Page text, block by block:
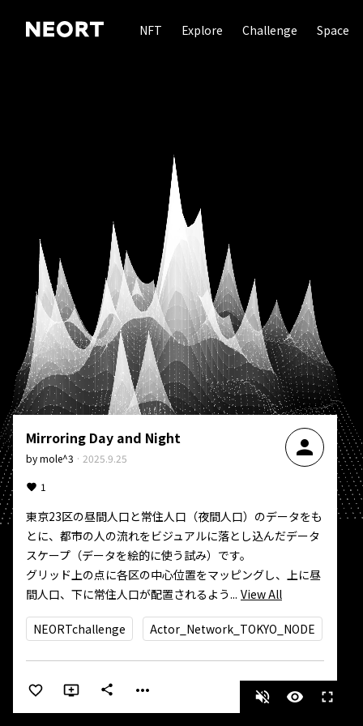
NFT Explore Challenge Space
Mirroring Day and Night
bymole^3 · 2025.9.25 person
1
東京23区の昼間人口と常住人口（夜間人口）のデータをも
とに、都市の人の流れをビジュアルに落とし込んだデータ
スケープ（データを絵的に使う試み）です。
グリッド上の点に各区の中心位置をマッピングし、上に昼
間人口、下に常住人口が配置されるよう... View All
NEORTchallenge Actor_Network_TOKYO_NODE
share more_horiz volume_off visibility fullscreen